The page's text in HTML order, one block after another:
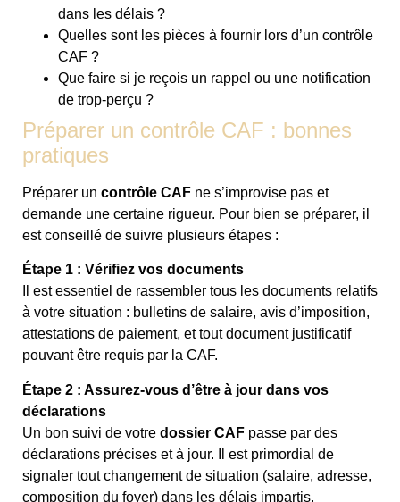
dans les délais ?
Quelles sont les pièces à fournir lors d’un contrôle
CAF ?
Que faire si je reçois un rappel ou une notification
de trop-perçu ?
Préparer un contrôle CAF : bonnes
pratiques
Préparer un contrôle CAF ne s’improvise pas et
demande une certaine rigueur. Pour bien se préparer, il
est conseillé de suivre plusieurs étapes :
Étape 1 : Vérifiez vos documents
Il est essentiel de rassembler tous les documents relatifs
à votre situation : bulletins de salaire, avis d’imposition,
attestations de paiement, et tout document justificatif
pouvant être requis par la CAF.
Étape 2 : Assurez-vous d’être à jour dans vos
déclarations
Un bon suivi de votre dossier CAF passe par des
déclarations précises et à jour. Il est primordial de
signaler tout changement de situation (salaire, adresse,
composition du foyer) dans les délais impartis.